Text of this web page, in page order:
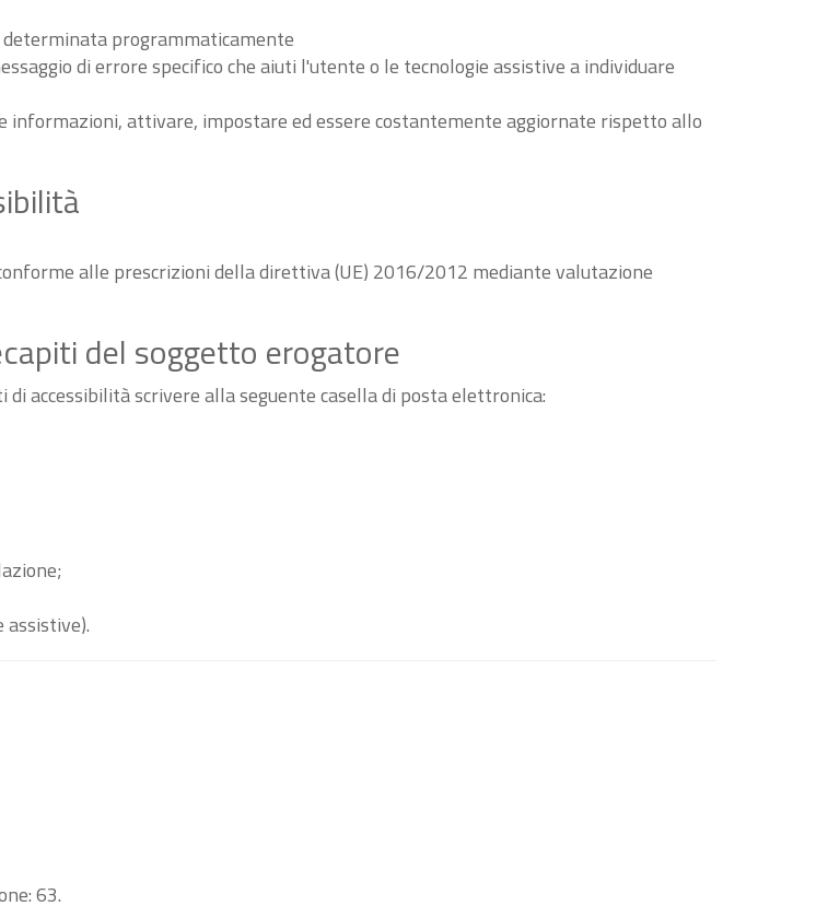
determinata programmaticamente
di errore specifico che aiuti l'utente o le tecnologie assistive a individuare
informazioni, attivare, impostare ed essere costantemente aggiornate rispetto allo
alle prescrizioni della direttiva (UE) 2016/2012 mediante valutazione
del soggetto erogatore
accessibilità scrivere alla seguente casella di posta elettronica:
63.